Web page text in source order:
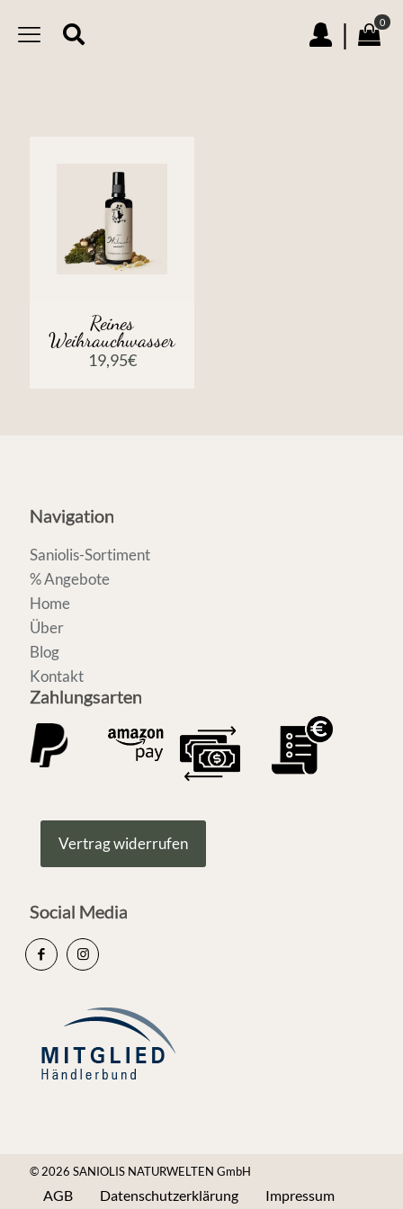
| 0
Reines
Weihrauchwasser
19,95€
Navigation
Saniolis-Sortiment
% Angebote
Home
Über
Blog
Kontakt
Zahlungsarten
Vertrag widerrufen
Social Media
© 2026 SANIOLIS NATURWELTEN GmbH
AGB Datenschutzerklärung
Impressum